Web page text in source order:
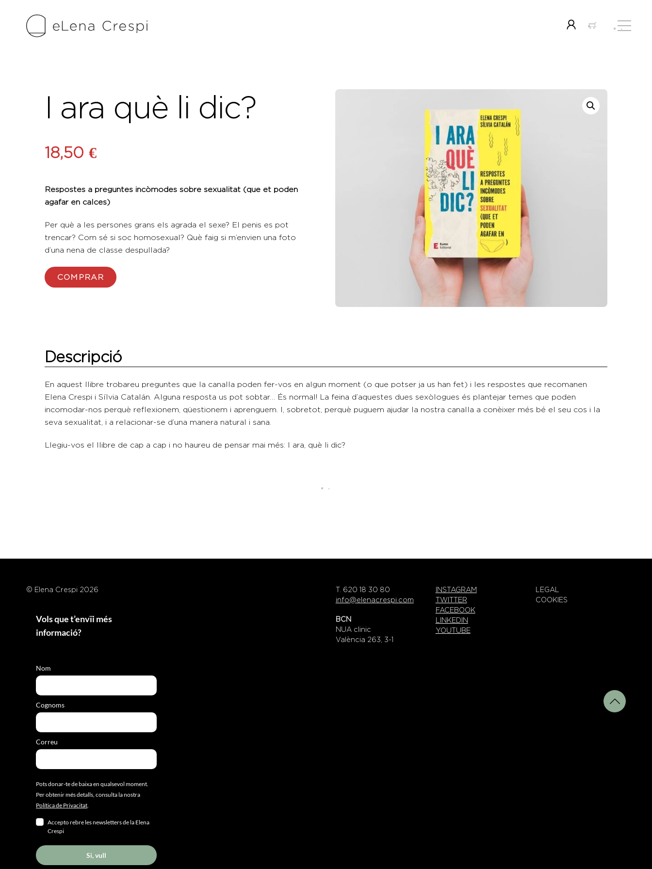
content
Menu
I ara què li dic?
18,50 €
Respostes a preguntes incòmodes sobre sexualitat (que et poden
agafar en calces)
Per què a les persones grans els agrada el sexe? El penis es pot
trencar? Com sé si soc homosexual? Què faig si m’envien una foto
d’una nena de classe despullada?
COMPRAR
Descripció
En aquest llibre trobareu preguntes que la canalla poden fer-vos en algun moment (o que potser ja us han fet) i les respostes que recomanen
Elena Crespi i Sílvia Catalán. Alguna resposta us pot sobtar… És normal! La feina d’aquestes dues sexòlogues és plantejar temes que poden
incomodar-nos perquè reflexionem, qüestionem i aprenguem. I, sobretot, perquè puguem ajudar la nostra canalla a conèixer més bé el seu cos i la
seva sexualitat, i a relacionar-se d’una manera natural i sana.
Llegiu-vos el llibre de cap a cap i no haureu de pensar mai més: I ara, què li dic?
© Elena Crespi 2026
Vols que t’envïi més
informació?
Nom
Cognoms
Correu
Pots donar-te de baixa en qualsevol moment.
Per obtenir més detalls, consulta la nostra
Política de Privacitat
Accepto rebre les newsletters de la Elena
Crespi
Si, vull
T. 620 18 30 80
info@elenacrespi.com
BCN
NUA clinic
València 263, 3-1
INSTAGRAM
TWITTER
FACEBOOK
LINKEDIN
YOUTUBE
LEGAL
COOKIES